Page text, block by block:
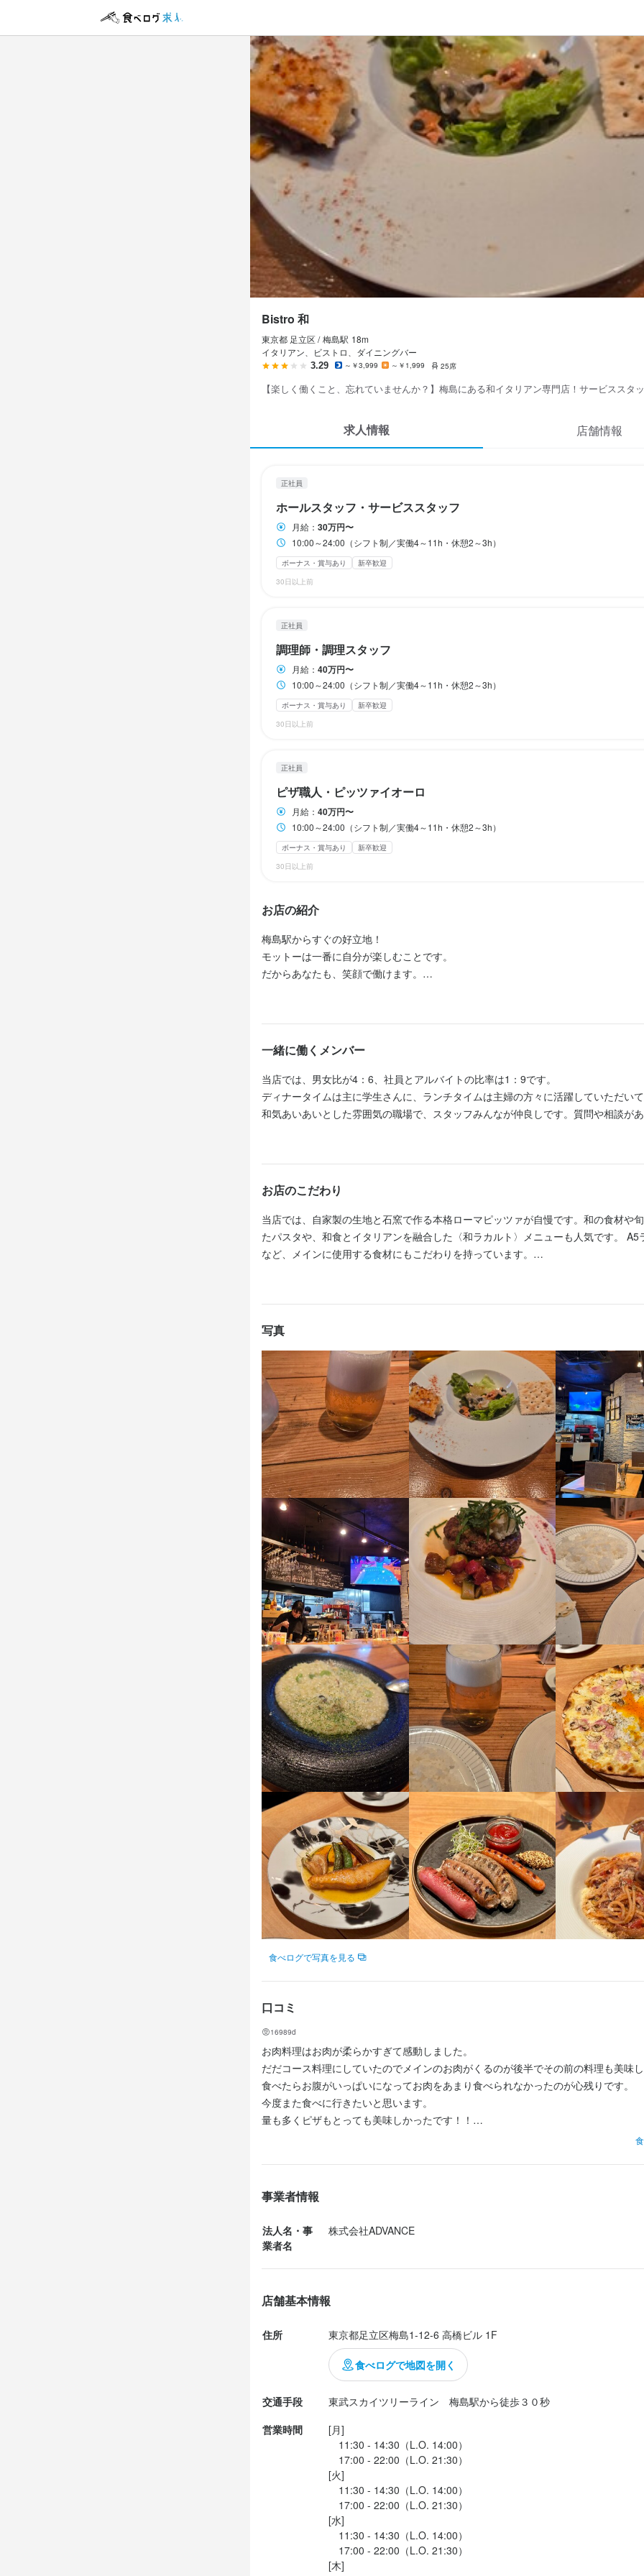
Bistro 和
東京都 足立区 / 梅島駅 18m
イタリアン、ビストロ、ダイニングバー
3.29 ～￥3,999 ～￥1,999 25席
【楽しく働くこと、忘れていませんか？】梅島にある和イタリアン専門店！サービススタ
求人情報 店舗情報
正社員
ホールスタッフ・サービススタッフ
月給： 30万円〜
10:00～24:00（シフト制／実働4～11h・休憩2～3h）
ボーナス・賞与あり
新卒歓迎
30日以上前
正社員
調理師・調理スタッフ
月給： 40万円〜
10:00～24:00（シフト制／実働4～11h・休憩2～3h）
ボーナス・賞与あり
新卒歓迎
30日以上前
正社員
ピザ職人・ピッツァイオーロ
月給： 40万円〜
10:00～24:00（シフト制／実働4～11h・休憩2～3h）
ボーナス・賞与あり
新卒歓迎
30日以上前
お店の紹介
梅島駅からすぐの好立地！
モットーは一番に自分が楽しむことです。
だからあなたも、笑顔で働けます。
改札から出てすぐの便利な場所に位置し、地域の方々に愛されているレストランで
は〈和×イタリアン〉。
スタイリッシュな店内で、美味しいお酒と料理を、心を込めて提供しています。
一緒に働くメンバー
当店では、男女比が4：6、社員とアルバイトの比率は1：9です。
ディナータイムは主に学生さんに、ランチタイムは主婦の方々に活躍していただいて
和気あいあいとした雰囲気の職場で、スタッフみんなが仲良しです。質問や相談が
未経験の方でもご安心ください！スピーディーに一人前になれるよう、スタッフみ
いたします。
お店のこだわり
当店では、自家製の生地と石窯で作る本格ローマピッツァが自慢です。和の食材や
たパスタや、和食とイタリアンを融合した〈和ラカルト〉メニューも人気です。 A5
など、メインに使用する食材にもこだわりを持っています。
お昼時は毎週変わるランチメニューが好評です。ランチ・ディナーともに、当店な
かなラインナップを提供しています。
料理にこだわっているからこそ、当店は接客も大切にしています。細やかな気配りを
さま一人ひとりに合わせたサービスを提供しています。その結果、地域の方々に愛さ
成長できたのだと思います。
楽しむことを大切にしながら、あなたのおもてなしでお客さまを笑顔にしませんか
上のサービスを追求できる環境です！
写真
食べログで写真を見る
口コミ
16989d
お肉料理はお肉が柔らかすぎて感動しました。
だだコース料理にしていたのでメインのお肉がくるのが後半でその前の料理も美味
食べたらお腹がいっぱいになってお肉をあまり食べられなかったのが心残りです。
今度また食べに行きたいと思います。
量も多くピザもとっても美味しかったです！！
事業者情報
法人名・事
業者名
株式会社ADVANCE
店舗基本情報
住所 東京都足立区梅島1-12-6 高橋ビル 1F
食べログで地図を開く
交通手段
東武スカイツリーライン　梅島駅から徒歩３０秒
営業時間
[月]
11:30 - 14:30（L.O. 14:00）
17:00 - 22:00（L.O. 21:30）
[火]
11:30 - 14:30（L.O. 14:00）
17:00 - 22:00（L.O. 21:30）
[水]
11:30 - 14:30（L.O. 14:00）
17:00 - 22:00（L.O. 21:30）
[木]
求人を選択する
正社員 ホールスタッフ 月給： 30万円〜
正社員 調理師・調理スタッフ 月給：40万円〜
正社員 ピザ職人 月給：40万円〜
求人を選択する
バイト ホールスタッフ 時給： 1,280円〜1,400円
正社員 ホールスタッフ 月給：26万円〜32万円
求人を選択する
正社員 本部スタッフ 月給： 60万円〜70万円
正社員 店長候補 月給：40万円〜60万円
正社員 料理長候補 月給：40万円〜60万円
正社員 調理師・調理スタッフ 月給： 35万円〜40万円
正社員 ホールスタッフ 月給：35万円〜40万円
バイト ホールスタッフ 時給： 1,250円〜1,680円
バイト 調理師・調理スタッフ 時給： 1,250円〜1,680円
求人を選択する
バイト ホールスタッフ 時給： 1,250円〜1,500円
正社員 Bistro 和
ホールスタッフ・サービススタッフ
ホールスタッフ・サービススタッフ
月給300,000円〜
ボーナス・賞与あり 昇給あり
試用期間
給与補足
昇給・賞与あり
交通費支給
勤務時間
10:00～24:00（シフト制／実働4～11h・休憩2～3h）
終電考慮あり シフト制
有給休暇／年末年始休暇／慶弔休暇
待遇
社会保険完備（厚生年金・健康・雇用・労災）
まかない・食事補助
独立支援制度
バイク・車通勤OK
旅行など社内イベント
髪型自由
まかない・食事補助あり 社会保険完備
未経験者歓迎
仕事内容
当店では、ホールでの接客業務から食材の仕入れ、メニュー作成、シフト作成、そし
ウントの運営まで、幅広い業務を担当していただきます。業務量は多いかもしれませ
【協力体制】
スタッフみんなで協力し、分担してお店を盛り上げていくことを大切にしています。
はいつでも受け付け、風通しの良い環境を整えていますので、楽しく働けること間違
ん。
この仕事のおすすめポイント
【魅力ある求人】
当店では、未経験からのスタッフも安心して働ける高い給与をお約束します。頑張
しっかり評価し、昇給・賞与で還元していくので、「長く続けたい」と思ってもら
えています◎
【柔軟な勤務時間】
◆│働きやすいシフトで自分の生活に合わせて働けます！
実働時間が4時間程度の日もあり、勤務時間は気軽に相談してください。頼もしい仲
【楽しい職場環境】
幅広い年代のスタッフが活躍し、仲が良い環境が整っています。お客さまに楽しんで
めに、まずは自分たちが楽しく働くことが大切です。一緒にお店を盛り上げていき
身に付くスキル
肉の知識 魚の知識 野菜の知識
応募資格
歓迎スキル・経験
未経験者歓迎。
経験者は優遇して採用いたします。
求める人物像
チームワークを大切にできる方
組織の中でキャリアアップしていきたい方
成長意欲があり、前向きに仕事に取り組める方
仕事を楽しむことを大切にできる方
お店の採用担当者からのメッセージ
『Bistro 和』は、地域に根ざした和風イタリアンの専門店です！
アットホームな雰囲気が自慢で、お客さまとの距離が近いのが特徴です。
スタッフ一同が大切にしているのは、まずは自分たちが楽しむこと！
経験の有無は問いません。お客さまに喜んでいただくために、日々試行錯誤し、楽
お店を盛り上げていきましょう。
店名
Bistro 和
東京都足立区梅島1-12-6 高橋ビル 1F
法人名・事業者名
株式会社ADVANCE
最終更新日2024/07/26
正社員 Bistro 和
調理師・調理スタッフ
調理師・調理スタッフ
月給400,000円〜
ボーナス・賞与あり 昇給あり
試用期間
試用期間1～2カ月：月給27～40万円
給与補足
昇給・賞与あり
交通費支給
勤務時間
10:00～24:00（シフト制／実働4～11h・休憩2～3h）
終電考慮あり シフト制
有給休暇／年末年始休暇／慶弔休暇
待遇
社会保険完備（厚生年金・健康・雇用・労災）
まかない・食事補助
独立支援制度
バイク・車通勤OK
旅行など社内イベント
髪型自由
まかない・食事補助あり 社会保険完備
未経験者歓迎
仕事内容
当店では、キッチンでの調理業務全般に加えて、ピザメイクを含む業務をお任せしま
仕込みや仕入れ、買い出し、そしてメニュー開発も担当していただきます。未経験の
【協力体制】
スタッフみんなで協力し、分担してお店を盛り上げていくことを大切にしています。
はいつでも受け付け、風通しの良い環境を整えていますので、楽しく働けること間違
ん。
ハウや、効果的なインターネットの活用方法などを学ぶ機会もございます。
この仕事のおすすめポイント
ルをしっかり評価し、昇給・賞与で還元していきます。長く続けていただける環境
す◎
【柔軟な勤務時間】
シフトによっては、実働時間が4時間程度の日もあります。勤務時間は気軽に相談
頼もしいアルバイトスタッフも多いので、安心してオンオフのメリハリをつけられ
『Bistro 和』では、幅広い年代のスタッフが活躍中です。スタッフ同士の仲が良く
けられること間違いなし！お客さまに楽しんでいただくためには、まず自分が楽し
身に付くスキル
包丁さばき ピザ生地づくり・窯焼き 盛り付け技術 高級食材の知識 肉の知識 魚の知識 野菜の知識
仕入れ・食材の目利き
応募資格
歓迎スキル・経験
未経験者歓迎。
経験者は優遇して採用いたします。
求める人物像
チームワークを大切にできる方
組織の中でキャリアアップしていきたい方
成長意欲があり、前向きに仕事に取り組める方
仕事を楽しむことを大切にできる方
お店の採用担当者からのメッセージ
『Bistro 和』は、地域に根ざした和風イタリアンの専門店です！
アットホームな雰囲気が自慢で、お客さまとの距離が近いのが特徴です。
スタッフ一同が大切にしているのは、まずは自分たちが楽しむこと！
経験の有無は問いません。お客さまに喜んでいただくために、日々試行錯誤し、楽し
お店を盛り上げていきましょう。
店名
Bistro 和
東京都足立区梅島1-12-6 高橋ビル 1F
株式会社ADVANCE
最終更新日2024/07/26
正社員 Bistro 和
ピザ職人・ピッツァイオーロ
ピザ職人・ピッツァイオーロ
月給400,000円〜
ボーナス・賞与あり 昇給あり
試用期間
試用期間1～2カ月：月給27～40万円
給与補足
昇給・賞与あり
交通費支給
勤務時間
10:00～24:00（シフト制／実働4～11h・休憩2～3h）
終電考慮あり シフト制
有給休暇／年末年始休暇／慶弔休暇
待遇
社会保険完備（厚生年金・健康・雇用・労災）
まかない・食事補助
独立支援制度
バイク・車通勤OK
旅行など社内イベント
髪型自由
まかない・食事補助あり 社会保険完備
未経験者歓迎
仕事内容
当店では、キッチンでの調理業務全般に加えて、ピザメイクを含む業務をお任せしま
仕込みや仕入れ、買い出し、そしてメニュー開発も担当していただきます。未経験の
【協力体制】
スタッフみんなで協力し、分担してお店を盛り上げていくことを大切にしています。
はいつでも受け付け、風通しの良い環境を整えていますので、楽しく働けること間違
ん。
ハウや、効果的なインターネットの活用方法などを学ぶ機会もございます。
この仕事のおすすめポイント
ルをしっかり評価し、昇給・賞与で還元していきます。長期間働ける環境を整えて
【柔軟な勤務時間】
シフトによっては、実働時間が4時間程度の日もあります。勤務時間は気軽に相談し
頼もしいアルバイトスタッフも多いので、安心してオンオフのメリハリをつけられ
【楽しい職場環境】
けられること間違いなし！お客さまに楽しんでもらうためには、まず自分が楽しく
切です。一緒にお店を盛り上げましょう！
身に付くスキル
包丁さばき ピザ生地づくり・窯焼き 盛り付け技術 高級食材の知識 肉の知識 魚の知識 野菜の知識
仕入れ・食材の目利き
応募資格
歓迎スキル・経験
未経験者歓迎。
経験者は優遇して採用いたします。
求める人物像
チームワークを大切にできる方
組織の中でキャリアアップしていきたい方
成長意欲があり、前向きに仕事に取り組める方
仕事を楽しむことを大切にできる方
お店の採用担当者からのメッセージ
『Bistro 和』は、地域に根ざした和風イタリアンの専門店です！
アットホームな雰囲気が自慢で、お客さまとの距離が近いのが特徴です。
スタッフ一同が大切にしているのは、まずは自分たちが楽しむこと！
経験の有無は問いません。お客さまに喜んでいただくために、日々試行錯誤し、楽
お店を盛り上げていきましょう。
店名
Bistro 和
勤務地
東京都足立区梅島1-12-6 高橋ビル 1F
法人名・事業者名
最終更新日2024/07/26